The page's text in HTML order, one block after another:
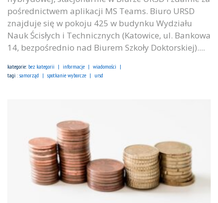
pośrednictwem aplikacji MS Teams. Biuro URSD
znajduje się w pokoju 425 w budynku Wydziału
Nauk Ścisłych i Technicznych (Katowice, ul. Bankowa
14, bezpośrednio nad Biurem Szkoły Doktorskiej)....
kategorie: bez kategorii informacje
wiadomości
tagi : samorząd spotkanie wyborcze ursd